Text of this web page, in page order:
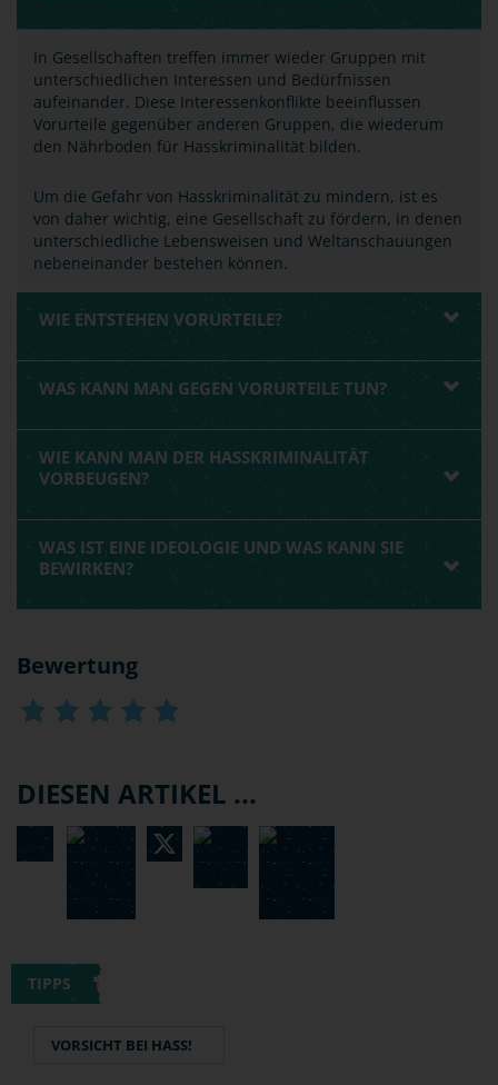
In Gesellschaften treffen immer wieder Gruppen mit
unterschiedlichen Interessen und Bedürfnissen
aufeinander. Diese Interessenkonflikte beeinflussen
Vorurteile gegenüber anderen Gruppen, die wiederum
den Nährboden für Hasskriminalität bilden.
Um die Gefahr von Hasskriminalität zu mindern, ist es
von daher wichtig, eine Gesellschaft zu fördern, in denen
unterschiedliche Lebensweisen und Weltanschauungen
nebeneinander bestehen können.
WIE ENTSTEHEN VORURTEILE?
WAS KANN MAN GEGEN VORURTEILE TUN?
WIE KANN MAN DER HASSKRIMINALITÄT
VORBEUGEN?
WAS IST EINE IDEOLOGIE UND WAS KANN SIE
BEWIRKEN?
Bewertung
DIESEN ARTIKEL ...
TIPPS
VORSICHT BEI HASS!